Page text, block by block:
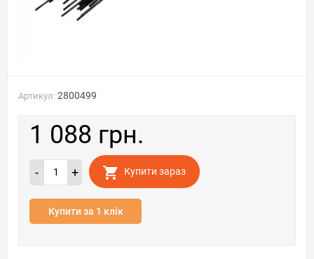
Артикул: 2800499
1 088 грн.
- + Купити зараз
Купити за 1 клік